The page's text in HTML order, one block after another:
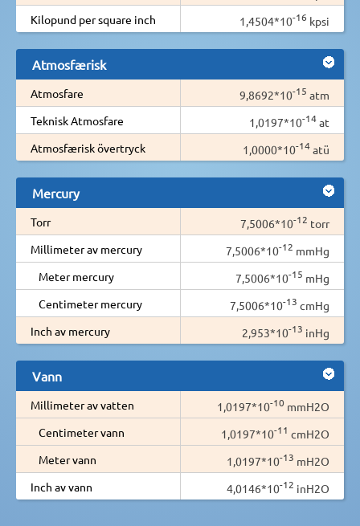
Kilopund per square inch
1,4504*10-16 kpsi
Atmosfærisk
Atmosfare 9,8692*10-15 atm
Teknisk Atmosfare
1,0197*10-14at
Atmosfærisk övertryck
1,0000*10-14atü
Mercury
Torr 7,5006*10-12 torr
Millimeter av mercury
7,5006*10-12 mmHg
Meter mercury
7,5006*10-15 mHg
Centimeter mercury
7,5006*10-13 cmHg
Inch av mercury
2,953*10-13 inHg
Vann
Millimeter av vatten 1,0197*10-10 mmH2O
Centimeter vann
1,0197*10-11 cmH2O
Meter vann
1,0197*10-13 mH2O
Inch av vann
4,0146*10-12 inH2O